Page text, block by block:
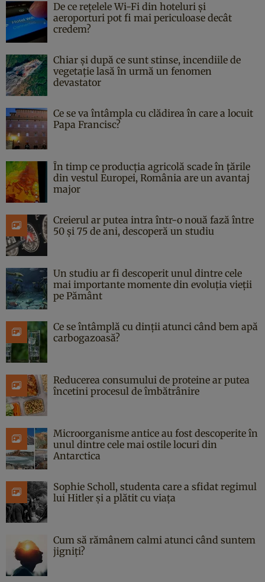
De ce rețelele Wi-Fi din hoteluri și
aeroporturi pot fi mai periculoase decât
credem?
Chiar și după ce sunt stinse, incendiile de
vegetație lasă în urmă un fenomen
devastator
Ce se va întâmpla cu clădirea în care a locuit
Papa Francisc?
În timp ce producția agricolă scade în țările
din vestul Europei, România are un avantaj
major
Creierul ar putea intra într-o nouă fază între
50 și 75 de ani, descoperă un studiu
Un studiu ar fi descoperit unul dintre cele
mai importante momente din evoluția vieții
pe Pământ
Ce se întâmplă cu dinții atunci când bem apă
carbogazoasă?
Reducerea consumului de proteine ar putea
încetini procesul de îmbătrânire
Microorganisme antice au fost descoperite în
unul dintre cele mai ostile locuri din
Antarctica
Sophie Scholl, studenta care a sfidat regimul
lui Hitler și a plătit cu viața
Cum să rămânem calmi atunci când suntem
jigniți?